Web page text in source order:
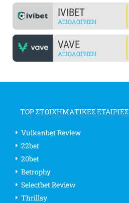
IVIBET
ΑΞΙΟΛΌΓΗΣΗ
VAVE
ΑΞΙΟΛΌΓΗΣΗ
TOP ΣΤΟΙΧΗΜΑΤΙΚΕΣ ΕΤΑΙΡΙΕΣ
Vulkanbet Review
22bet
20bet
Betrophy
Selectbet Review
Thrillsy